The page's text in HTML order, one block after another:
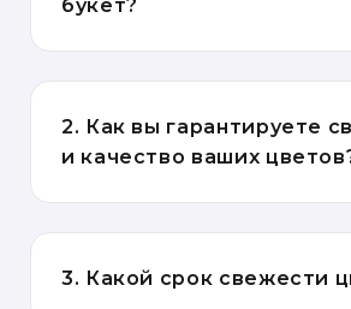
букет?
2. Как вы гарантируете
и качество ваших
3. Какой срок свежести